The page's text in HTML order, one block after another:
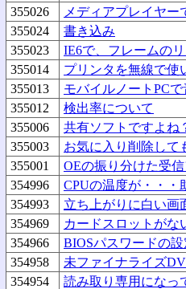
355026
メディアプレイヤー
355024
書き込み
355023
IE6で、フレームの
355014
プリンタを無線で使
355013
モバイルノートPCで
355012
検出率について
355006
共有ソフトですよね
355003
お気に入り削除して
355001
OEの振り分けた受
354996
CPUの温度が・・・
354993
立ち上がりに白い画
354969
カードスロットがな
354966
BIOSパスワードの
354958
未ファイナライズ
354954
読み取り専用になっ